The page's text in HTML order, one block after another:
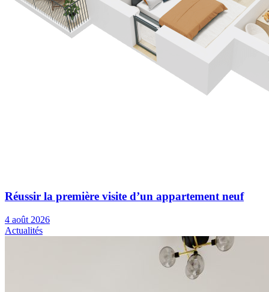
Réussir la première visite d’un appartement neuf
4 août 2026
Actualités